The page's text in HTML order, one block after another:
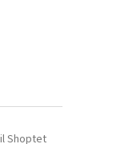
Shoptet